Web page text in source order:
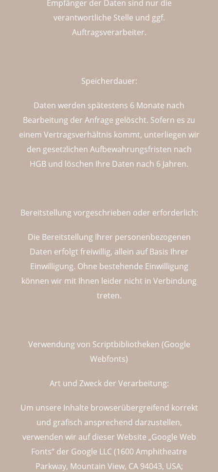
Empfänger der Daten sind nur die
verantwortliche Stelle und ggf.
Auftragsverarbeiter.
Speicherdauer:
Daten werden spätestens 6 Monate nach
Bearbeitung der Anfrage gelöscht. Sofern es zu
einem Vertragsverhältnis kommt, unterliegen wir
den gesetzlichen Aufbewahrungsfristen nach
HGB und löschen Ihre Daten nach 6 Jahren.
Bereitstellung vorgeschrieben oder erforderlich:
Die Bereitstellung Ihrer personenbezogenen
Daten erfolgt freiwillig, allein auf Basis Ihrer
Einwilligung. Ohne bestehende Einwilligung
können wir mit Ihnen leider nicht in Verbindung
treten.
Verwendung von Scriptbibliotheken (Google
Webfonts)
Art und Zweck der Verarbeitung:
Um unsere Inhalte browserübergreifend korrekt
und grafisch ansprechend darzustellen,
verwenden wir auf dieser Website „Google Web
Fonts“ der Google LLC (1600 Amphitheatre
Parkway, Mountain View, CA 94043, USA;